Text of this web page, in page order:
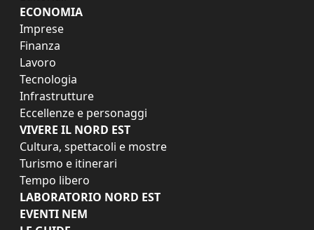
ECONOMIA
Imprese
Finanza
Lavoro
Tecnologia
Infrastrutture
Eccellenze e personaggi
VIVERE IL NORD EST
Cultura, spettacoli e mostre
Turismo e itinerari
Tempo libero
LABORATORIO NORD EST
EVENTI NEM